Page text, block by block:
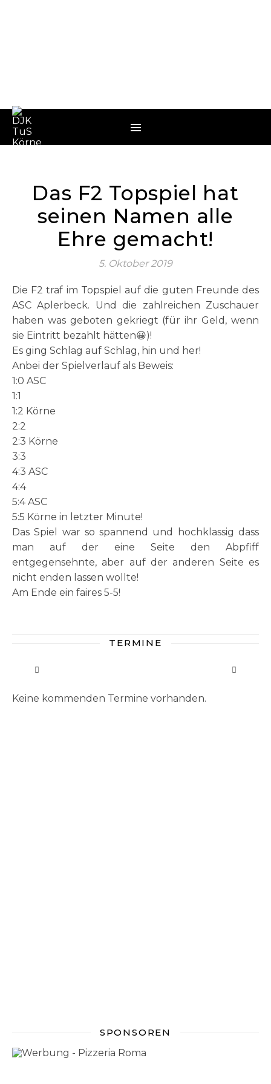
Das F2 Topspiel hat
seinen Namen alle
Ehre gemacht!
5. Oktober 2019
Die F2 traf im Topspiel auf die guten Freunde des
ASC Aplerbeck. Und die zahlreichen Zuschauer
haben was geboten gekriegt (für ihr Geld, wenn
sie Eintritt bezahlt hätten😀)!
Es ging Schlag auf Schlag, hin und her!
Anbei der Spielverlauf als Beweis:
1:0 ASC
1:1
1:2 Körne
2:2
2:3 Körne
3:3
4:3 ASC
4:4
5:4 ASC
5:5 Körne in letzter Minute!
Das Spiel war so spannend und hochklassig dass
man auf der eine Seite den Abpfiff
entgegensehnte, aber auf der anderen Seite es
nicht enden lassen wollte!
Am Ende ein faires 5-5!
TERMINE
Keine kommenden Termine vorhanden.
SPONSOREN